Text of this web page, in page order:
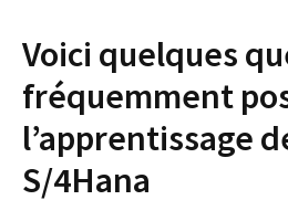
Voici quelques
fréquemment
l’apprentissage
S/4Hana